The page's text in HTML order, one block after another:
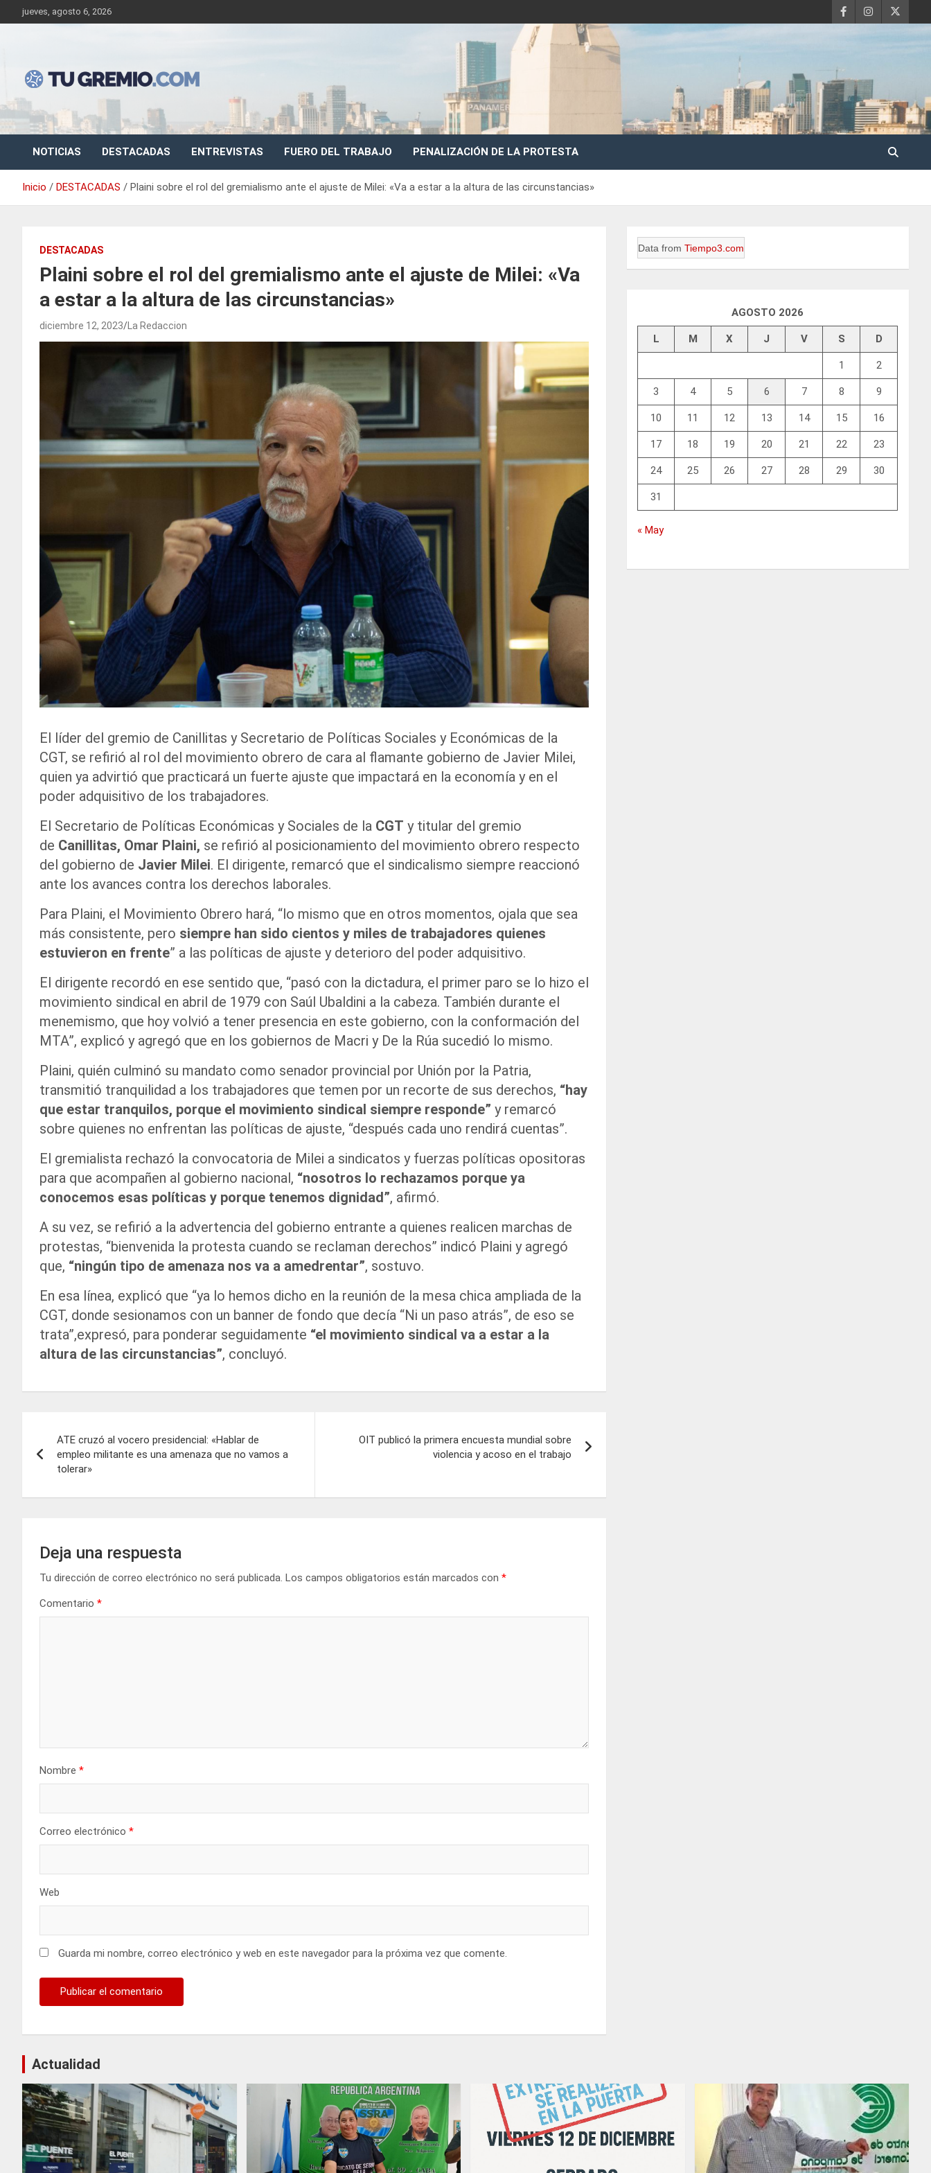
Saltar
al
jueves, agosto 6, 2026
Tu Gremio
Sitio de noticias gremiales – laborales
NOTICIAS DESTACADAS ENTREVISTAS FUERO DEL TRABAJO PENALIZACIÓN DE LA PROTESTA
Inicio DESTACADAS Plaini sobre el rol del gremialismo ante el ajuste de Milei: «Va a estar a la altura de las circunstancias»
DESTACADAS
Plaini sobre el rol del gremialismo ante el ajuste de Milei: «Va
a estar a la altura de las circunstancias»
diciembre 12, 2023 La Redaccion
El líder del gremio de Canillitas y Secretario de Políticas Sociales y Económicas de la
CGT, se refirió al rol del movimiento obrero de cara al flamante gobierno de Javier Milei,
quien ya advirtió que practicará un fuerte ajuste que impactará en la economía y en el
poder adquisitivo de los trabajadores.
El Secretario de Políticas Económicas y Sociales de la CGT y titular del gremio
de Canillitas, Omar Plaini, se refirió al posicionamiento del movimiento obrero respecto
del gobierno de Javier Milei. El dirigente, remarcó que el sindicalismo siempre reaccionó
ante los avances contra los derechos laborales.
Para Plaini, el Movimiento Obrero hará, “lo mismo que en otros momentos, ojala que sea
más consistente, pero siempre han sido cientos y miles de trabajadores quienes
estuvieron en frente” a las políticas de ajuste y deterioro del poder adquisitivo.
El dirigente recordó en ese sentido que, “pasó con la dictadura, el primer paro se lo hizo el
movimiento sindical en abril de 1979 con Saúl Ubaldini a la cabeza. También durante el
menemismo, que hoy volvió a tener presencia en este gobierno, con la conformación del
MTA”, explicó y agregó que en los gobiernos de Macri y De la Rúa sucedió lo mismo.
Plaini, quién culminó su mandato como senador provincial por Unión por la Patria,
transmitió tranquilidad a los trabajadores que temen por un recorte de sus derechos, “hay
que estar tranquilos, porque el movimiento sindical siempre responde” y remarcó
sobre quienes no enfrentan las políticas de ajuste, “después cada uno rendirá cuentas”.
El gremialista rechazó la convocatoria de Milei a sindicatos y fuerzas políticas opositoras
para que acompañen al gobierno nacional, “nosotros lo rechazamos porque ya
conocemos esas políticas y porque tenemos dignidad”, afirmó.
A su vez, se refirió a la advertencia del gobierno entrante a quienes realicen marchas de
protestas, “bienvenida la protesta cuando se reclaman derechos” indicó Plaini y agregó
que, “ningún tipo de amenaza nos va a amedrentar”, sostuvo.
En esa línea, explicó que “ya lo hemos dicho en la reunión de la mesa chica ampliada de la
CGT, donde sesionamos con un banner de fondo que decía “Ni un paso atrás”, de eso se
trata”,expresó, para ponderar seguidamente “el movimiento sindical va a estar a la
altura de las circunstancias”, concluyó.
de
ATE cruzó al vocero presidencial: «Hablar de
empleo militante es una amenaza que no vamos a
tolerar»
OIT publicó la primera encuesta mundial sobre
violencia y acoso en el trabajo
Deja una respuesta
Tu dirección de correo electrónico no será publicada. Los campos obligatorios están marcados con *
Comentario *
Nombre *
Correo electrónico *
Web
Guarda mi nombre, correo electrónico y web en este navegador para la próxima vez que comente.
Data fromTiempo3.com
AGOSTO 2026
L M X J V S D
1 2
3 4 5 6 7 8 9
10 11 12 13 14 15 16
17 18 19 20 21 22 23
24 25 26 27 28 29 30
31
« May
Actualidad